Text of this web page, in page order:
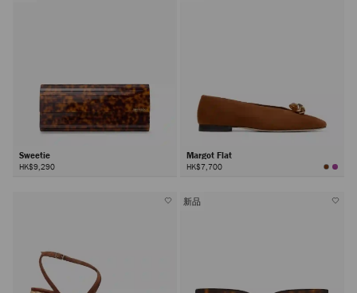
Sweetie
HK$9,290
Margot Flat
HK$7,700
新品